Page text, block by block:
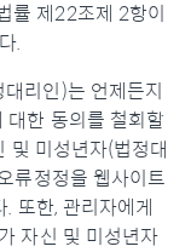
률 제22조제 2항이
.
리인)는 언제든지
대한 동의를 철회할
및 미성년자(법정대
류정정을 웹사이트
또한, 관리자에게
자신 및 미성년자